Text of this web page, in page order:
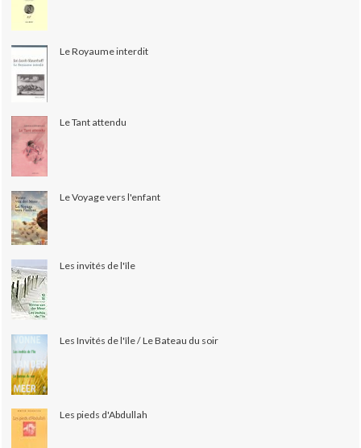
Le Royaume interdit
Le Tant attendu
Le Voyage vers l'enfant
Les invités de l'île
Les Invités de l'île / Le Bateau du soir
Les pieds d'Abdullah